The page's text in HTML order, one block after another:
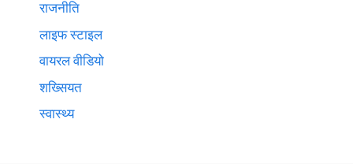
राजनीति
लाइफ स्टाइल
वायरल वीडियो
शख्सियत
स्वास्थ्य